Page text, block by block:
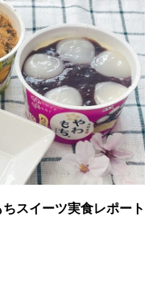
スイーツ実食レポート